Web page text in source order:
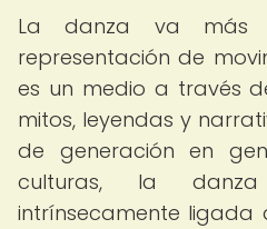
La danza va
representación de
es un medio a través
mitos, leyendas y
de generación en
culturas, la
intrínsecamente ligada